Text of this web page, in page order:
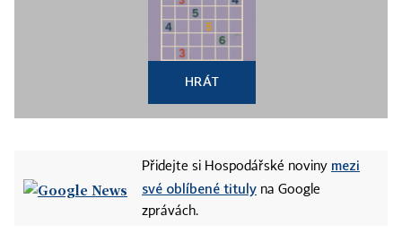
HRÁT
Přidejte si Hospodářské noviny mezi
své oblíbené tituly na Google
zprávách.